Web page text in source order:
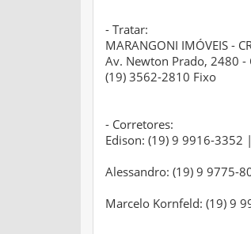
- Tratar:
MARANGONI IMÓVEIS -
Av. Newton Prado, 2480 -
(19) 3562-2810 Fixo
- Corretores:
Edison: (19) 9 9916-3352
Alessandro: (19) 9 9775-
Marcelo Kornfeld: (19) 9